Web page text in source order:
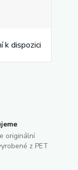
k dispozici
originální
z PET